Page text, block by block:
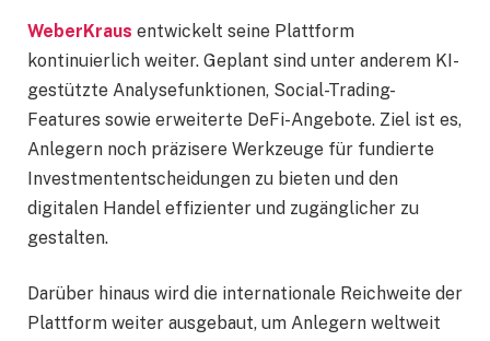
WeberKraus entwickelt seine Plattform
kontinuierlich weiter. Geplant sind unter anderem KI-
gestützte Analysefunktionen, Social-Trading-
Features sowie erweiterte DeFi-Angebote. Ziel ist es,
Anlegern noch präzisere Werkzeuge für fundierte
Investmententscheidungen zu bieten und den
digitalen Handel effizienter und zugänglicher zu
gestalten.
Darüber hinaus wird die internationale Reichweite der
Plattform weiter ausgebaut, um Anlegern weltweit